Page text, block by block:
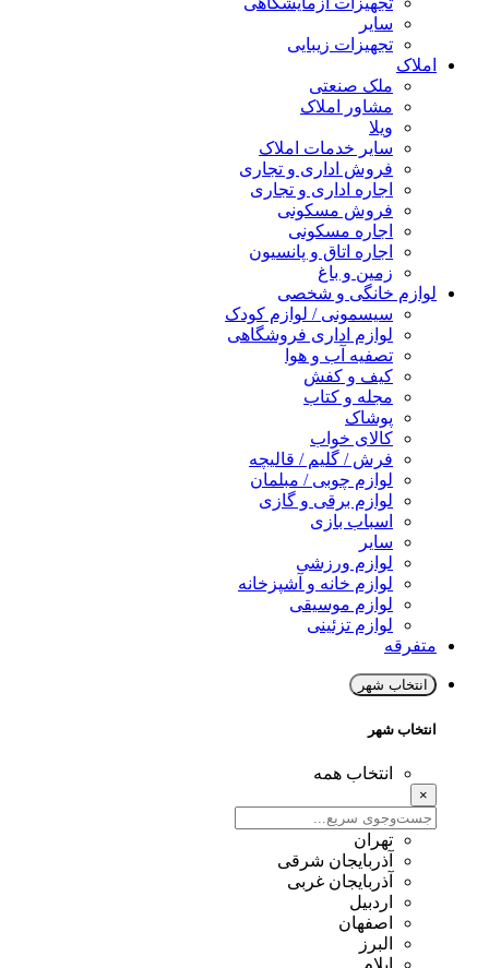
سایر
تجهیزات زیبایی
املاک
ملک صنعتی
مشاور املاک
ویلا
سایر خدمات املاک
فروش اداری و تجاری
اجاره اداری و تجاری
فروش مسکونی
اجاره مسکونی
اجاره اتاق و پانسیون
زمین و باغ
لوازم خانگی و شخصی
سیسمونی / لوازم کودک
لوازم اداری فروشگاهی
تصفیه آب و هوا
کیف و کفش
مجله و کتاب
پوشاک
کالای خواب
فرش / گلیم / قالیچه
لوازم چوبی / مبلمان
لوازم برقی و گازی
اسباب بازی
سایر
لوازم ورزشی
لوازم خانه و آشپزخانه
لوازم موسیقی
لوازم تزئینی
متفرقه
انتخاب شهر
انتخاب شهر
انتخاب همه
×
تهران
آذربایجان شرقی
آذربایجان غربی
اردبیل
اصفهان
البرز
ایلام